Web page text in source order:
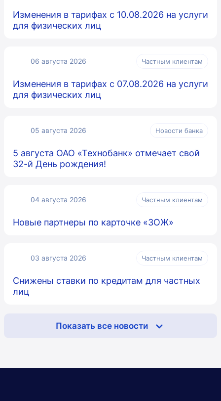
Изменения в тарифах с 10.08.2026 на услуги
для физических лиц
06 августа 2026 Частным клиентам
Изменения в тарифах с 07.08.2026 на услуги
для физических лиц
05 августа 2026 Новости банка
5 августа ОАО «Технобанк» отмечает свой
32-й День рождения!
04 августа 2026 Частным клиентам
Новые партнеры по карточке «ЗОЖ»
03 августа 2026 Частным клиентам
Снижены ставки по кредитам для частных
лиц
Показать все новости